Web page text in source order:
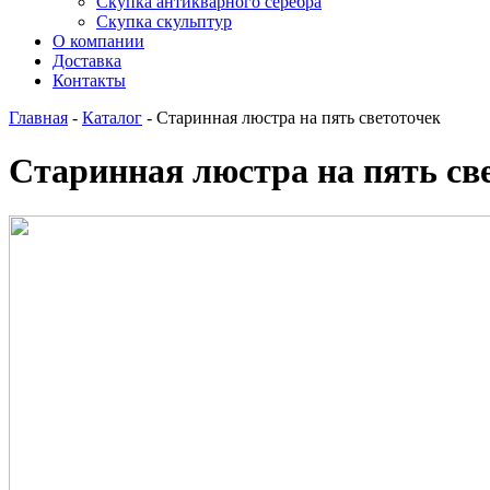
Скупка скульптур
О компании
Доставка
Контакты
Главная - Каталог - Старинная люстра на пять светоточек
Старинная люстра на пять